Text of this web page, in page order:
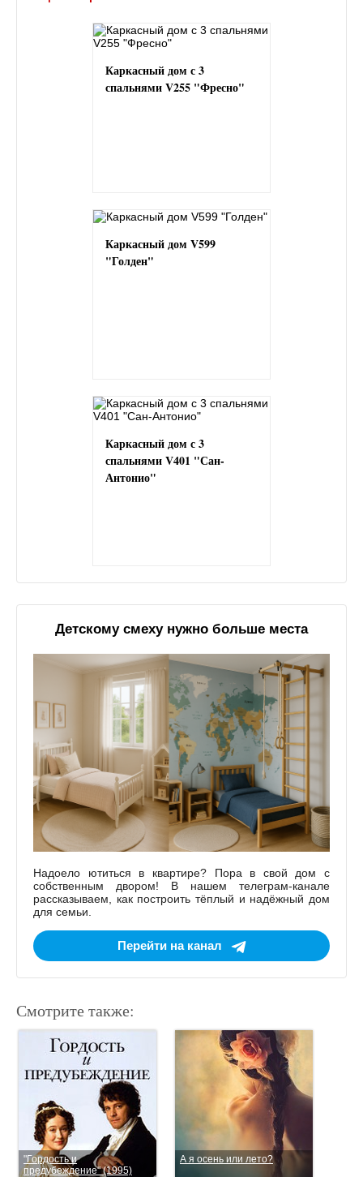
Каркасный дом с 3
спальнями V255 "Фресно"
Каркасный дом V599
"Голден"
Каркасный дом с 3
спальнями V401 "Сан-
Антонио"
Детскому смеху нужно больше места
Надоело ютиться в квартире? Пора в свой дом с
собственным двором! В нашем телеграм-канале
рассказываем, как построить тёплый и надёжный дом
для семьи.
Перейти на канал
Смотрите также:
"Гордость и
предубеждение" (1995)
А я осень или лето?